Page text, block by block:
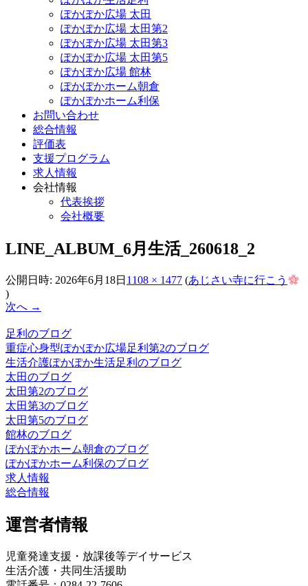
ぽかぽか広場 太田
ぽかぽか広場 太田第2
ぽかぽか広場 太田第3
ぽかぽか広場 太田第5
ぽかぽか広場 館林
ぽかぽかホーム朝倉
ぽかぽかホーム利保
お問い合わせ
総合情報
評価表
支援プログラム
求人情報
会社情報
代表挨拶
会社概要
LINE_ALBUM_6月生活_260618_2
公開日時: 2026年6月18日 1108 × 1477 (あじさい寺に行こう
)
次へ →
足利のブログ
重症心身型ぽかぽか広場足利第2のブログ
生活介護ぽかぽか生活足利のブログ
太田のブログ
太田第2のブログ
太田第3のブログ
太田第5のブログ
館林のブログ
ぽかぽかホーム朝倉のブログ
ぽかぽかホーム利保のブログ
求人情報
総合情報
運営者情報
児童発達支援・放課後等デイサービス
生活介護・共同生活援助